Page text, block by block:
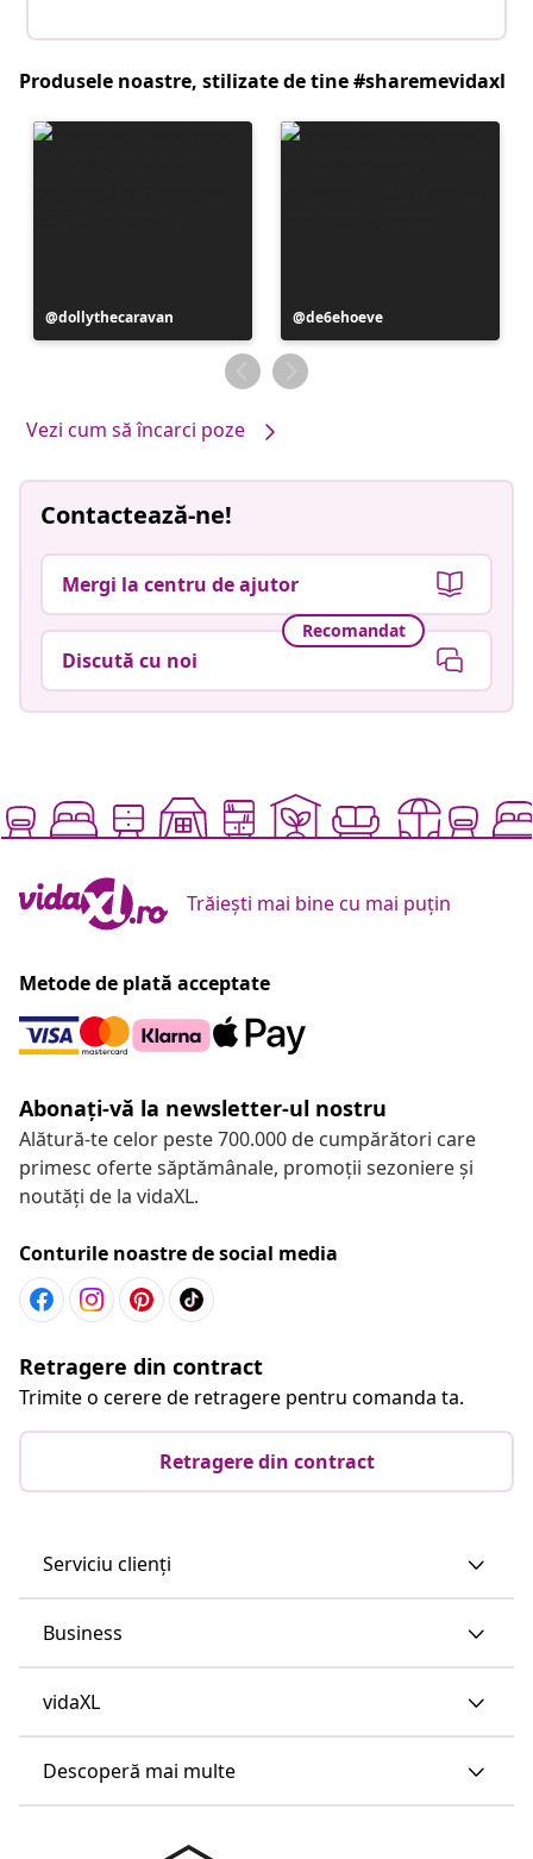
Produsele noastre, stilizate de tine #sharemevidaxl
Postare
publicată
dollythecaravan
Postare
publicată
de
de6ehoeve
Vezi cum să încarci poze
Contactează-ne!
Mergi la centru de ajutor
Recomandat
Discută cu noi
Trăiești mai bine cu mai puțin
Metode de plată acceptate
Abonați-vă la newsletter-ul nostru
Alătură-te celor peste 700.000 de cumpărători care
primesc oferte săptămânale, promoții sezoniere și
noutăți de la vidaXL.
Conturile noastre de social media
Retragere din contract
Trimite o cerere de retragere pentru comanda ta.
Retragere din contract
Serviciu clienți
Business
vidaXL
Descoperă mai multe